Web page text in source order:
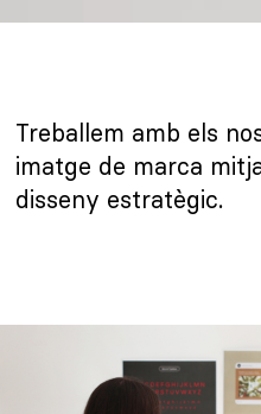
Treballem amb els
imatge de marca
disseny estratègic.